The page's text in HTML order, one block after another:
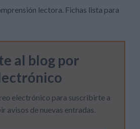
lectora. Fichas lista para
al blog por
electrónico para suscribirte a
avisos de nuevas entradas.